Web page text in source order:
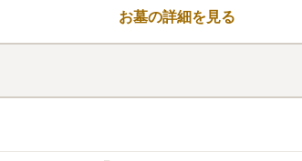
お墓の詳細を見る